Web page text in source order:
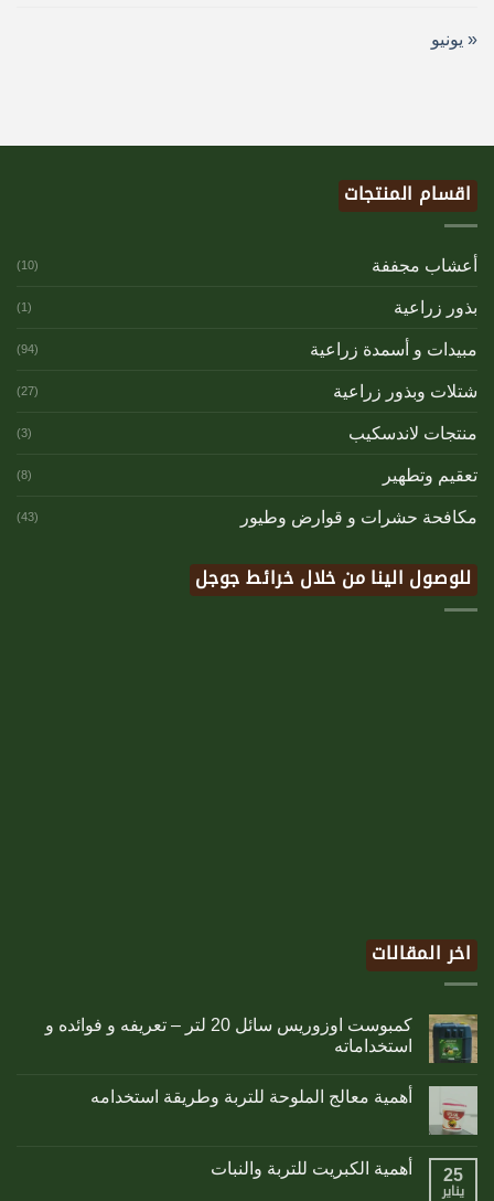
« يونيو
اقسام المنتجات
أعشاب مجففة (10)
بذور زراعية (1)
مبيدات و أسمدة زراعية (94)
شتلات وبذور زراعية (27)
منتجات لاندسكيب (3)
تعقيم وتطهير (8)
مكافحة حشرات و قوارض وطيور (43)
للوصول الينا من خلال خرائط جوجل
اخر المقالات
كمبوست اوزوريس سائل 20 لتر – تعريفه و فوائده و
استخداماته
أهمية معالج الملوحة للتربة وطريقة استخدامه
25
يناير
أهمية الكبريت للتربة والنبات